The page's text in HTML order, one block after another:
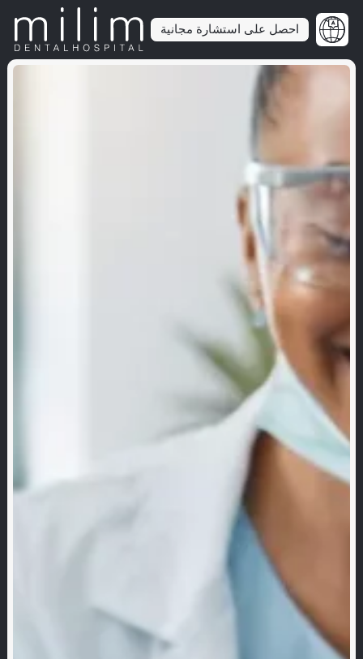
احصل على استشارة مجانية